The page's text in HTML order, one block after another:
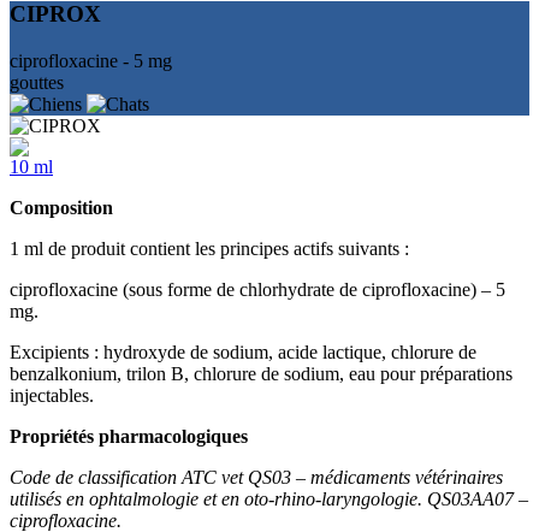
CIPROX
ciprofloxacine - 5 mg
gouttes
10 ml
Composition
1 ml de produit contient les principes actifs suivants :
ciprofloxacine (sous forme de chlorhydrate de ciprofloxacine) – 5
mg.
Excipients : hydroxyde de sodium, acide lactique, chlorure de
benzalkonium, trilon B, chlorure de sodium, eau pour préparations
injectables.
Propriétés pharmacologiques
Code de classification ATC vet QS03 – médicaments vétérinaires
utilisés en ophtalmologie et en oto-rhino-laryngologie. QS03AA07 –
ciprofloxacine.